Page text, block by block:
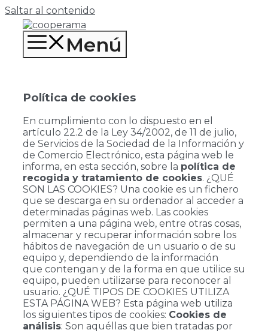
Saltar al contenido
Menú
Política de cookies
En cumplimiento con lo dispuesto en el
artículo 22.2 de la Ley 34/2002, de 11 de julio,
de Servicios de la Sociedad de la Información y
de Comercio Electrónico, esta página web le
informa, en esta sección, sobre la política de
recogida y tratamiento de cookies. ¿QUÉ
SON LAS COOKIES? Una cookie es un fichero
que se descarga en su ordenador al acceder a
determinadas páginas web. Las cookies
permiten a una página web, entre otras cosas,
almacenar y recuperar información sobre los
hábitos de navegación de un usuario o de su
equipo y, dependiendo de la información
que contengan y de la forma en que utilice su
equipo, pueden utilizarse para reconocer al
usuario. ¿QUÉ TIPOS DE COOKIES UTILIZA
ESTA PÁGINA WEB? Esta página web utiliza
los siguientes tipos de cookies: Cookies de
análisis: Son aquéllas que bien tratadas por